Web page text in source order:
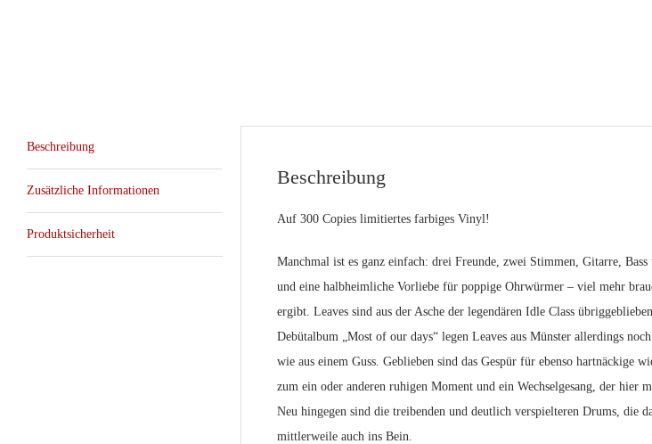
Beschreibung
Zusätzliche Informationen
Produktsicherheit
Beschreibung
Auf 300 Copies limitiertes farbiges Vinyl!
Manchmal ist es ganz einfach: drei Freunde, zwei Stimmen, Gitarre,
und eine halbheimliche Vorliebe für poppige Ohrwürmer – viel mehr
ergibt. Leaves sind aus der Asche der legendären Idle Class
Debütalbum „Most of our days“ legen Leaves aus Münster allerdings
wie aus einem Guss. Geblieben sind das Gespür für ebenso hartnäckige
zum ein oder anderen ruhigen Moment und ein Wechselgesang, der
Neu hingegen sind die treibenden und deutlich verspielteren Drums, die
mittlerweile auch ins Bein.